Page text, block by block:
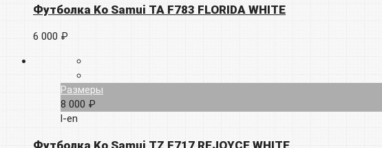
Футболка Ko Samui TA F783 FLORIDA WHITE
6 000 ₽
Размеры
8 000 ₽
l-en
Футболка Ko Samui TZ F717 REJOYCE WHITE